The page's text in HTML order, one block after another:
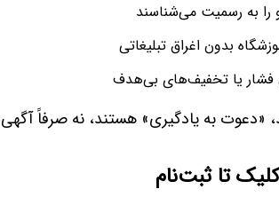
به رسمیت می‌شناسند
بدون اغراق تبلیغاتی
فشار یا تخفیف‌های بی‌هدف
«دعوت به یادگیری» هستند، نه صرفاً
تا ثبت‌نام